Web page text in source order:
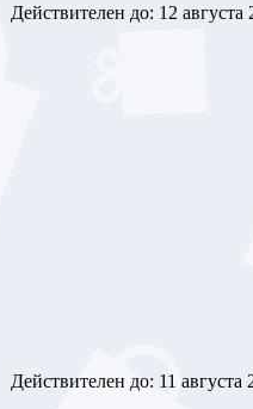
Действителен до: 12 августа
Действителен до: 11 августа